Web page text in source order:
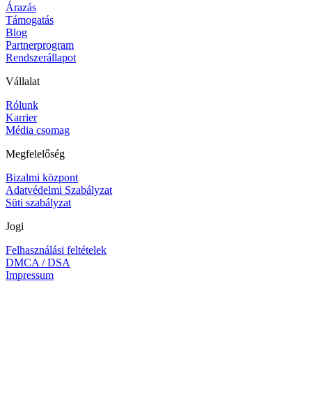
Árazás
Támogatás
Blog
Partnerprogram
Rendszerállapot
Vállalat
Rólunk
Karrier
Média csomag
Megfelelőség
Bizalmi központ
Adatvédelmi Szabályzat
Süti szabályzat
Jogi
Felhasználási feltételek
DMCA / DSA
Impressum